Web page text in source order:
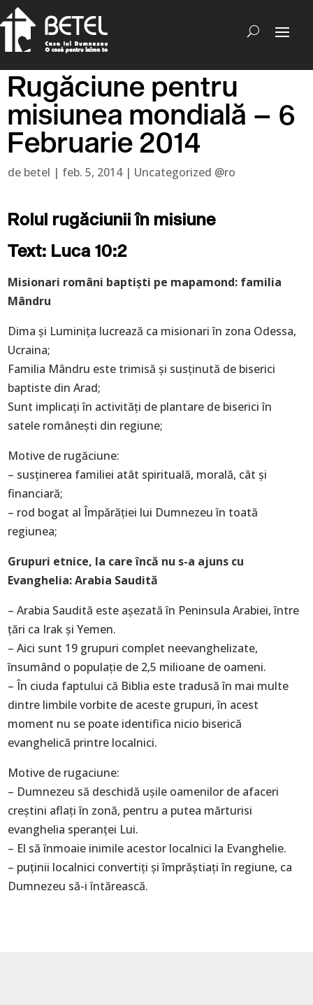
Rugăciune pentru
misiunea mondială – 6
Februarie 2014
de betel | feb. 5, 2014| Uncategorized @ro
Rolul rugăciunii în misiune
Text: Luca 10:2
Misionari români baptişti pe mapamond: familia
Mândru
Dima şi Luminiţa lucrează ca misionari în zona Odessa,
Ucraina;
Familia Mândru este trimisă şi susţinută de biserici
baptiste din Arad;
Sunt implicaţi în activităţi de plantare de biserici în
satele româneşti din regiune;
Motive de rugăciune:
– susţinerea familiei atât spirituală, morală, cât şi
financiară;
– rod bogat al Împărăţiei lui Dumnezeu în toată
regiunea;
Grupuri etnice, la care încă nu s-a ajuns cu
Evanghelia: Arabia Saudită
– Arabia Saudită este aşezată în Peninsula Arabiei, între
ţări ca Irak şi Yemen.
– Aici sunt 19 grupuri complet neevanghelizate,
însumând o populaţie de 2,5 milioane de oameni.
– În ciuda faptului că Biblia este tradusă în mai multe
dintre limbile vorbite de aceste grupuri, în acest
moment nu se poate identifica nicio biserică
evanghelică printre localnici.
Motive de rugaciune:
– Dumnezeu să deschidă uşile oamenilor de afaceri
creştini aflaţi în zonă, pentru a putea mărturisi
evanghelia speranţei Lui.
– El să înmoaie inimile acestor localnici la Evanghelie.
– puţinii localnici convertiţi şi împrăştiaţi în regiune, ca
Dumnezeu să-i întărească.